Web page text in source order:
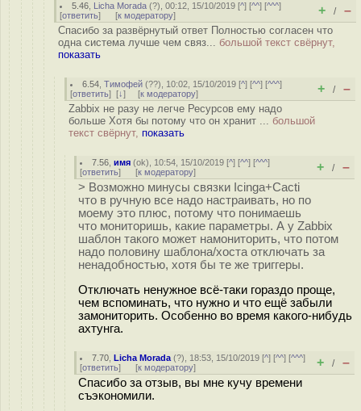
5.46 Licha Morada (?), 00:12, 15/10/2019 [^] [^^] [^^^]
[ответить] [к модератору] + / –
Спасибо за развёрнутый ответ Полностью согласен что
одна система лучше чем связ... большой текст свёрнут,
показать
6.54 ,Тимофей (??), 10:02, 15/10/2019 [^] [^^] [^^^]
[ответить] [↓] [к модератору] + / –
Zabbix не разу не легче Ресурсов ему надо
больше Хотя бы потому что он хранит ... большой
текст свёрнут, показать
7.56 ,имя (ok), 10:54, 15/10/2019 [^] [^^] [^^^]
[ответить] [к модератору] + / –
> Возможно минусы связки Icinga+Cacti
что в ручную все надо настраивать, но по
моему это плюс, потому что понимаешь
что мониторишь, какие параметры. А у Zabbix
шаблон такого может намониторить, что потом
надо половину шаблона/хоста отключать за
ненадобностью, хотя бы те же триггеры.
Отключать ненужное всё-таки гораздо проще,
чем вспоминать, что нужно и что ещё забыли
замониторить. Особенно во время какого-нибудь
ахтунга.
7.70 ,Licha Morada (?), 18:53, 15/10/2019 [^] [^^] [^^^]
[ответить] [к модератору] + / –
Спасибо за отзыв, вы мне кучу времени
съэкономили.